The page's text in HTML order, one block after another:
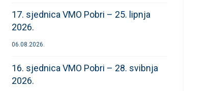
17. sjednica VMO Pobri – 25. lipnja
2026.
06.08.2026.
16. sjednica VMO Pobri – 28. svibnja
2026.